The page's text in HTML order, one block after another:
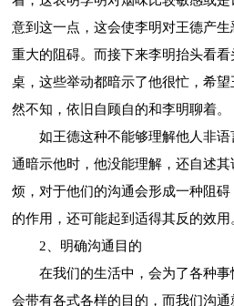
意到这一点，这会使李明对王德产
重大的阻碍。而接下来李明抬头看
桌，这些举动都暗示了他很忙，希
然不知，依旧自顾自的和李明聊着。
如王德这种不能够理解他人非
通暗示他时，他没能理解，还自述
烦，对于他们的沟通会形成一种阻
的作用，还可能起到适得其反的效用
2、明确沟通目的
在我们的生活中，会为了各种
会带有各式各样的目的，而我们沟